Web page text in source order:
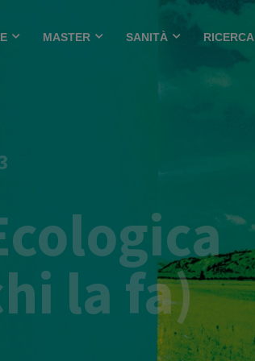
MASTER SANITÀ RICERCA
la fa)